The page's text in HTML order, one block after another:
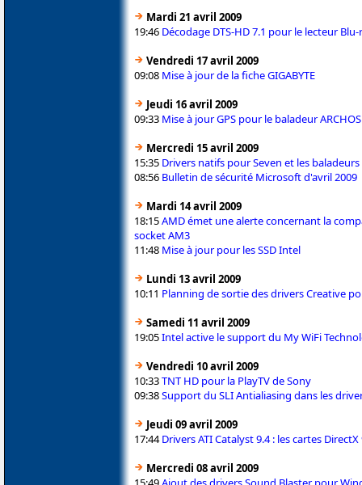
Mardi 21 avril 2009
19:46 Décodage DTS-HD 7.1 pour le lecteur
Vendredi 17 avril 2009
09:08 Mise à jour de la fiche GIGABYTE
Jeudi 16 avril 2009
09:33 Mise à jour GPS pour le baladeur
Mercredi 15 avril 2009
15:35 Drivers natifs pour Seven et les
08:56 Bulletin de sécurité Microsoft d'avril 2009
Mardi 14 avril 2009
18:15AMD émet une alerte concernant la
socket AM3
11:48 Mise à jour pour les SSD Intel
Lundi 13 avril 2009
10:11 Planning de sortie des drivers Creative
Samedi 11 avril 2009
19:05Intel active le support du My WiFi
Vendredi 10 avril 2009
10:33TNT HD pour la PlayTV de Sony
09:38Support du SLI Antialiasing dans les
Jeudi 09 avril 2009
17:44Drivers ATI Catalyst 9.4 : les cartes
Mercredi 08 avril 2009